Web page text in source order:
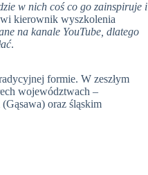
w nich coś co go zainspiruje i
kierownik wyszkolenia
na kanale YouTube, dlatego
.
formie. W zeszłym
województwach –
oraz śląskim